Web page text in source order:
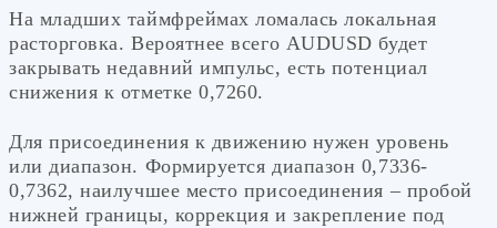
На младших таймфреймах ломалась локальная
расторговка. Вероятнее всего AUDUSD будет
закрывать недавний импульс, есть потенциал
снижения к отметке 0,7260.
Для присоединения к движению нужен уровень
или диапазон. Формируется диапазон 0,7336-
0,7362, наилучшее место присоединения – пробой
нижней границы, коррекция и закрепление под